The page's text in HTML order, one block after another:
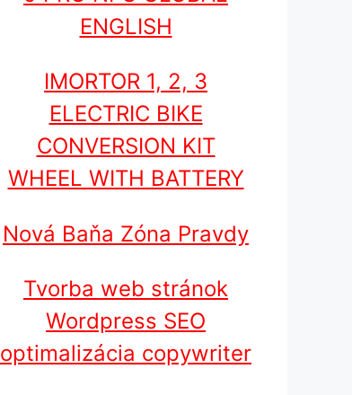
ENGLISH
IMORTOR 1, 2, 3
ELECTRIC BIKE
CONVERSION KIT
WHEEL WITH BATTERY
Nová Baňa Zóna Pravdy
Tvorba web stránok
Wordpress SEO
optimalizácia copywriter